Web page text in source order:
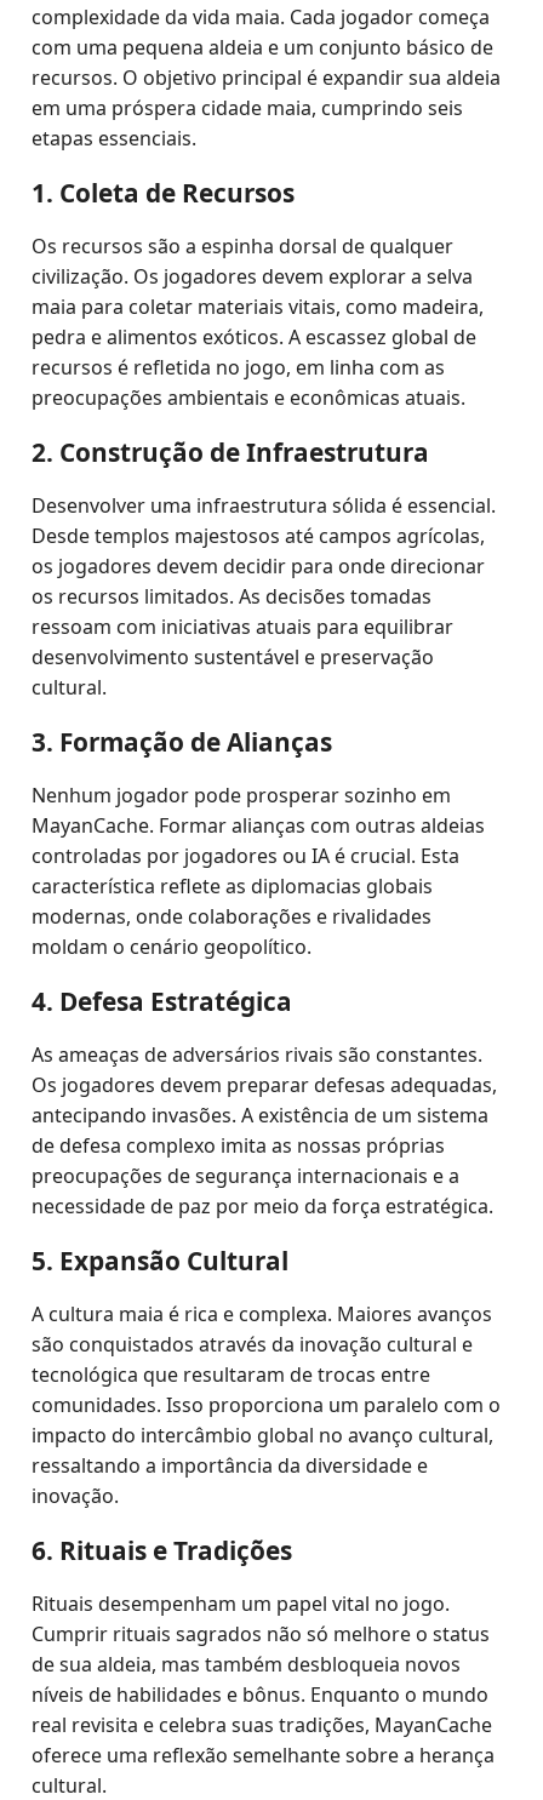
complexidade da vida maia. Cada jogador começa
com uma pequena aldeia e um conjunto básico de
recursos. O objetivo principal é expandir sua aldeia
em uma próspera cidade maia, cumprindo seis
etapas essenciais.
1. Coleta de Recursos
Os recursos são a espinha dorsal de qualquer
civilização. Os jogadores devem explorar a selva
maia para coletar materiais vitais, como madeira,
pedra e alimentos exóticos. A escassez global de
recursos é refletida no jogo, em linha com as
preocupações ambientais e econômicas atuais.
2. Construção de Infraestrutura
Desenvolver uma infraestrutura sólida é essencial.
Desde templos majestosos até campos agrícolas,
os jogadores devem decidir para onde direcionar
os recursos limitados. As decisões tomadas
ressoam com iniciativas atuais para equilibrar
desenvolvimento sustentável e preservação
cultural.
3. Formação de Alianças
Nenhum jogador pode prosperar sozinho em
MayanCache. Formar alianças com outras aldeias
controladas por jogadores ou IA é crucial. Esta
característica reflete as diplomacias globais
modernas, onde colaborações e rivalidades
moldam o cenário geopolítico.
4. Defesa Estratégica
As ameaças de adversários rivais são constantes.
Os jogadores devem preparar defesas adequadas,
antecipando invasões. A existência de um sistema
de defesa complexo imita as nossas próprias
preocupações de segurança internacionais e a
necessidade de paz por meio da força estratégica.
5. Expansão Cultural
A cultura maia é rica e complexa. Maiores avanços
são conquistados através da inovação cultural e
tecnológica que resultaram de trocas entre
comunidades. Isso proporciona um paralelo com o
impacto do intercâmbio global no avanço cultural,
ressaltando a importância da diversidade e
inovação.
6. Rituais e Tradições
Rituais desempenham um papel vital no jogo.
Cumprir rituais sagrados não só melhore o status
de sua aldeia, mas também desbloqueia novos
níveis de habilidades e bônus. Enquanto o mundo
real revisita e celebra suas tradições, MayanCache
oferece uma reflexão semelhante sobre a herança
cultural.